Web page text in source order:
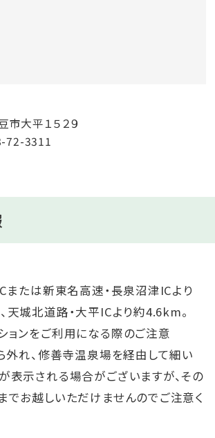
市大平１５２９
72-3311
または新東名高速・長泉沼津ICより
天城北道路・大平ICより約4.6km。
ンをご利用になる際のご注意
れ、修善寺温泉場を経由して細い
表示される場合がございますが、その
でお越しいただけませんのでご注意く